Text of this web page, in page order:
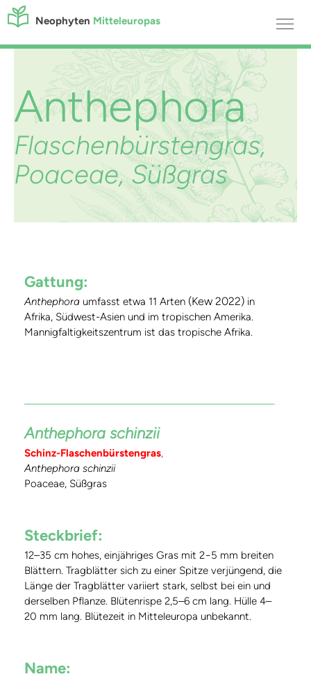
Neophyten Mitteleuropas
Anthephora
Flaschenbürstengras,
Poaceae, Süßgras
Gattung:
Anthephora umfasst etwa 11 Arten (Kew 2022) in
Afrika, Südwest-Asien und im tropischen Amerika.
Mannigfaltigkeitszentrum ist das tropische Afrika.
Anthephora schinzii
Schinz-Flaschenbürstengras,
Anthephora schinzii
Poaceae, Süßgras
Steckbrief:
12–35 cm hohes, einjähriges Gras mit 2−5 mm breiten
Blättern. Tragblätter sich zu einer Spitze verjüngend, die
Länge der Tragblätter variiert stark, selbst bei ein und
derselben Pflanze. Blütenrispe 2,5–6 cm lang. Hülle 4–
20 mm lang. Blütezeit in Mitteleuropa unbekannt.
Name: